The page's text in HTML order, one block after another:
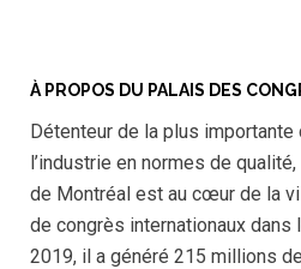
À PROPOS DU PALAIS DES
Détenteur de la plus
l’industrie en normes de
de Montréal est au cœur de la
de congrès internationaux dans
2019, il a généré 215 millions